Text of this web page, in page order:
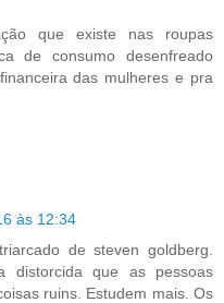
que existe nas roupas
de consumo desenfreado
das mulheres e pra
às 12:34
de steven goldberg.
distorcida que as pessoas
ruins. Estudem mais. Os